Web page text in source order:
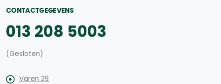
CONTACTGEGEVENS
013 208 5003
(Gesloten)
Varen 29